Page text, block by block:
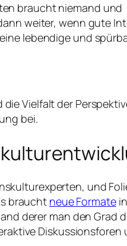
braucht niemand und
weiter, wenn gute
lebendige und
Vielfalt der
bei.
und
braucht neue Formate
derer man den Grad
Diskussionsforen